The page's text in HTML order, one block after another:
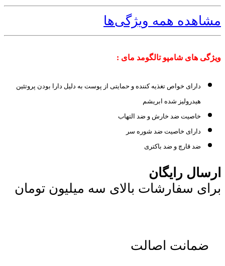
مشاهده همه ویژگی‌ها
ویژگی های شامپو تالگومد مای :
دارای خواص تغذیه کننده و حمایتی از پوست به دلیل دارا بودن پروتئین
هیدرولیز شده ابریشم
خاصیت ضد خارش و ضد التهاب
دارای خاصیت ضد شوره سر
ضد قارچ و ضد باکتری
ارسال رایگان
برای سفارشات بالای سه میلیون تومان
ضمانت اصالت